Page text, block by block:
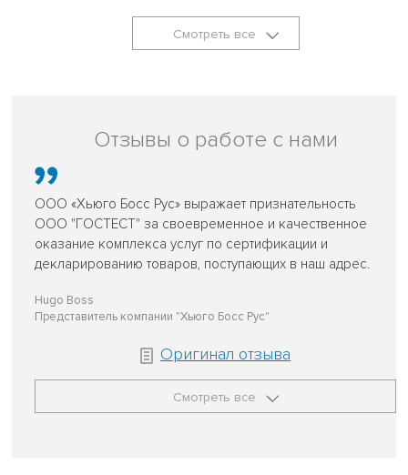
Смотреть все
Отзывы о работе с нами
ООО «Хьюго Босс Рус» выражает признательность
ООО "ГОСТЕСТ" за своевременное и качественное
оказание комплекса услуг по сертификации и
декларированию товаров, поступающих в наш адрес.
Hugo Boss
Представитель компании "Хьюго Босс Рус"
Оригинал отзыва
Смотреть все